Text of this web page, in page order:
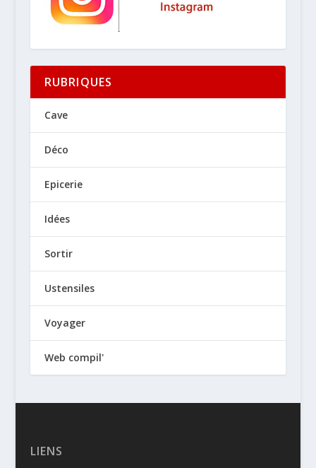
RUBRIQUES
Cave
Déco
Epicerie
Idées
Sortir
Ustensiles
Voyager
Web compil'
LIENS